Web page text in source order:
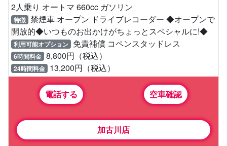
2人乗り オートマ 660cc ガソリン
特徴 禁煙車 オープン ドライブレコーダー ◆オープンで
開放的◆いつものお出かけがちょっとスペシャルに!◆
利用可能オプション 免責補償 コペンスタッドレス
6時間料金 8,800円（税込）
24時間料金 13,200円（税込）
電話する 空車確認
加古川店